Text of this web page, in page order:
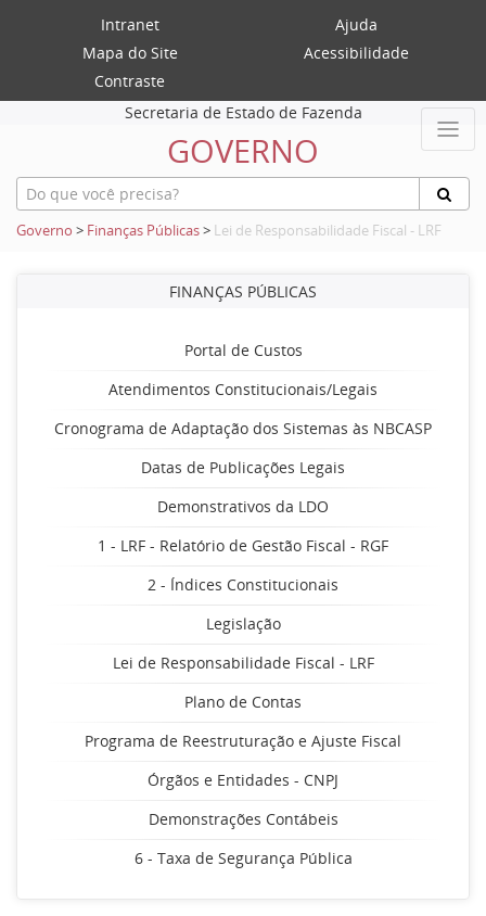
Intranet
Ajuda
Mapa do Site
Acessibilidade
Contraste
Secretaria de Estado de Fazenda
GOVERNO
Governo > Finanças Públicas> Lei de Responsabilidade Fiscal - LRF
FINANÇAS PÚBLICAS
Portal de Custos
Atendimentos Constitucionais/Legais
Cronograma de Adaptação dos Sistemas às NBCASP
Datas de Publicações Legais
Demonstrativos da LDO
1 - LRF - Relatório de Gestão Fiscal - RGF
2 - Índices Constitucionais
Legislação
Lei de Responsabilidade Fiscal - LRF
Plano de Contas
Programa de Reestruturação e Ajuste Fiscal
Órgãos e Entidades - CNPJ
Demonstrações Contábeis
6 - Taxa de Segurança Pública